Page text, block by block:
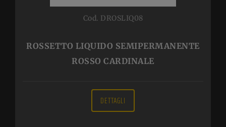
Cod. DROSLIQ08
ROSSETTO LIQUIDO SEMIPERMANENTE
ROSSO CARDINALE
DETTAGLI